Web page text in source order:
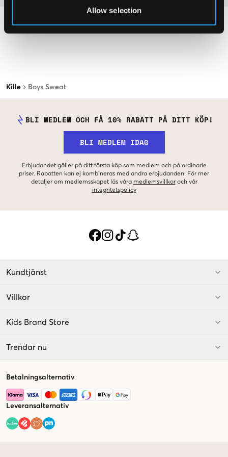
Allow selection
Kille Boys Sweat
BLI MEDLEM OCH FÅ 10% RABATT PÅ DITT KÖP!
BLI MEDLEM IDAG
Erbjudandet gäller på ditt första köp som medlem och på ordinarie
priser. Rabatten kan ej kombineras med andra erbjudanden. För mer
detaljer om medlemsskapet läs våra medlemsvillkor och vår
integritetspolicy
Kundtjänst
Villkor
Kids Brand Store
Trendar nu
Betalningsalternativ
Leveransalternativ